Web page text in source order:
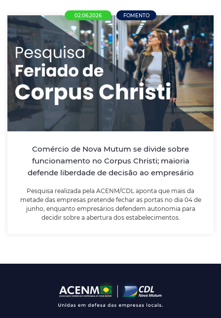
02.06.2026 FOMENTO
Comércio de Nova Mutum se divide sobre
funcionamento no Corpus Christi; maioria
defende liberdade de decisão ao empresário
Pesquisa realizada pela ACENM/CDL aponta que mais da
metade das empresas pretende fechar as portas no dia 04 de
junho, enquanto empresários defendem autonomia para
decidir sobre a abertura dos estabelecimentos.
Comércio de Nova Mutum se divide sobre
funcionamento no Corpus Christi; maioria
defende liberdade de decisão ao
empresário
Pesquisa realizada pela ACENM/CDL aponta que mais
autonomia para decidir sobre a abertura dos
estabelecimentos.
LEIA MAIS